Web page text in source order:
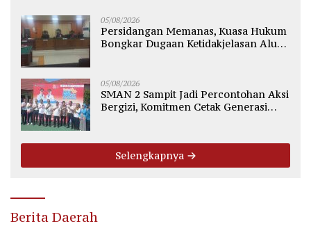
05/08/2026
Persidangan Memanas, Kuasa Hukum
Bongkar Dugaan Ketidakjelasan Alur
05/08/2026
SMAN 2 Sampit Jadi Percontohan Aksi
Bergizi, Komitmen Cetak Generasi
Selengkapnya
Berita Daerah